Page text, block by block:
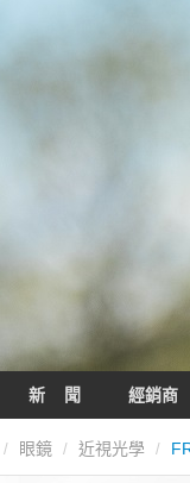
新 聞 經銷商
/ 眼鏡 / 近視光學 /